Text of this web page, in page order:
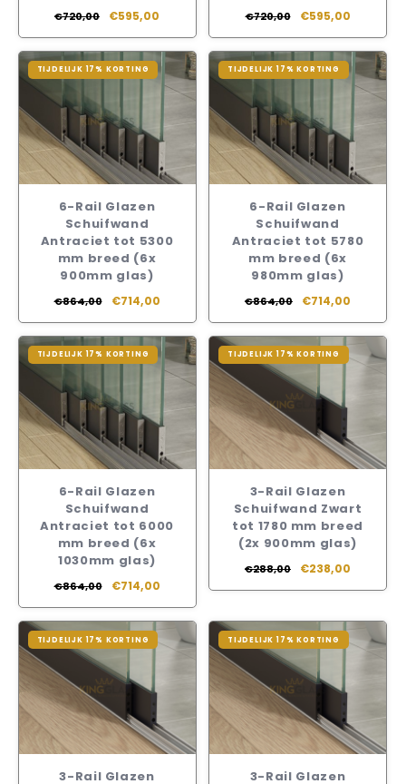
€720,00 €595,00 €720,00 €595,00
TIJDELIJK 17% KORTING
6-Rail Glazen
Schuifwand
Antraciet tot 5300
mm breed (6x
900mm glas)
€864,00 €714,00
TIJDELIJK 17% KORTING
6-Rail Glazen
Schuifwand
Antraciet tot 5780
mm breed (6x
980mm glas)
€864,00 €714,00
TIJDELIJK 17% KORTING
6-Rail Glazen
Schuifwand
Antraciet tot 6000
mm breed (6x
1030mm glas)
€864,00 €714,00
TIJDELIJK 17% KORTING
3-Rail Glazen
Schuifwand Zwart
tot 1780 mm breed
(2x 900mm glas)
€288,00 €238,00
TIJDELIJK 17% KORTING
3-Rail Glazen
TIJDELIJK 17% KORTING
3-Rail Glazen